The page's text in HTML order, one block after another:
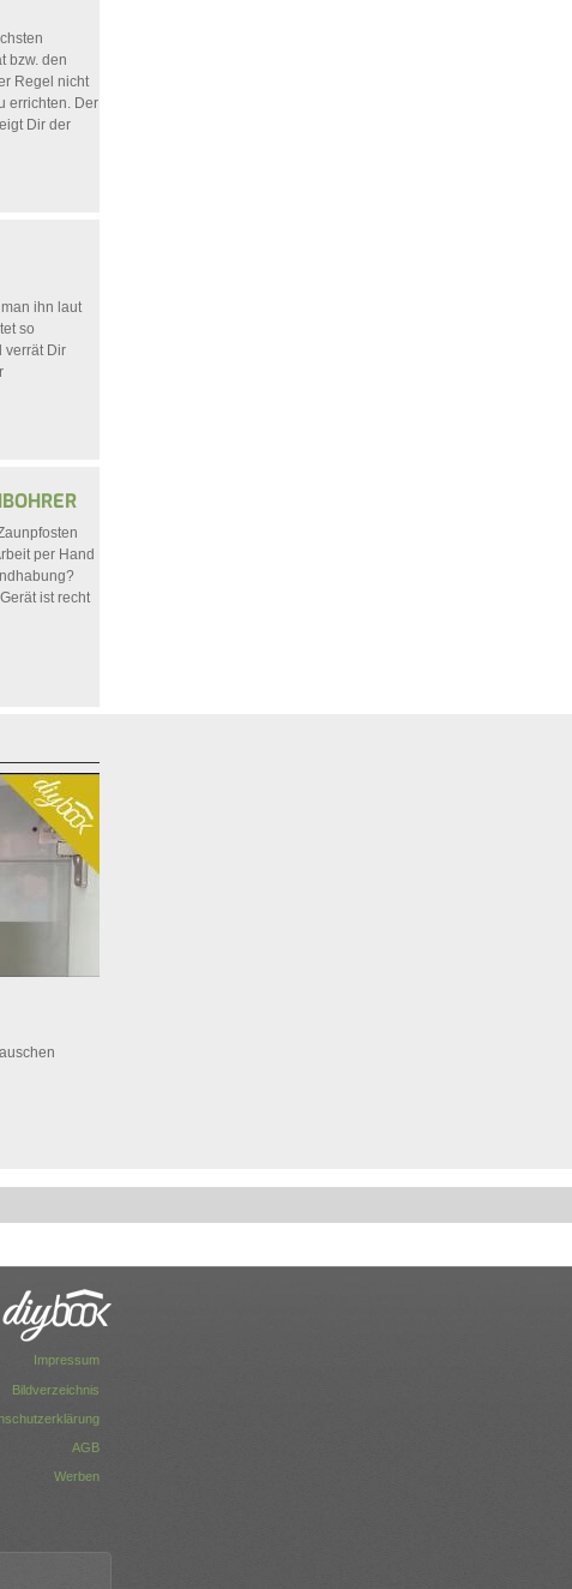
bzw. den
Regel nicht
errichten. Der
Dir der
ihn laut
so
verrät Dir
per Hand
ist recht
Impressum
Bildverzeichnis
AGB
Werben